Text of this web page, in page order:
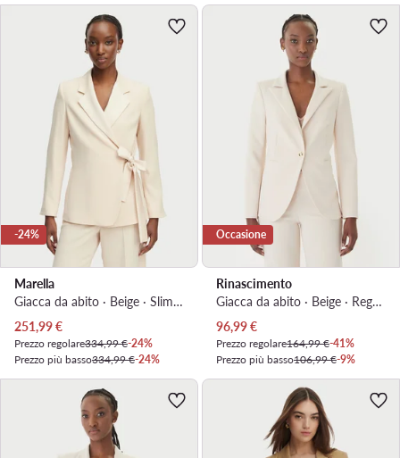
-24%
Marella
Giacca da abito · Beige · Slim Fit
Prezzo attuale
251,99€
Prezzo regolare334,99 €-24%
Prezzo più basso334,99 €-24%
Occasione
Rinascimento
Giacca da abito · Beige · Regular Fit
Prezzo attuale
96,99€
Prezzo regolare164,99 €-41%
Prezzo più basso106,99 €-9%